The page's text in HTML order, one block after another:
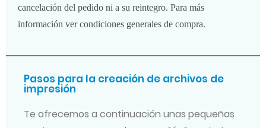
cancelación del pedido ni a su reintegro. Para más
información ver condiciones generales de compra.
Pasos para la creación de archivos de
impresión
Te ofrecemos a continuación unas pequeñas